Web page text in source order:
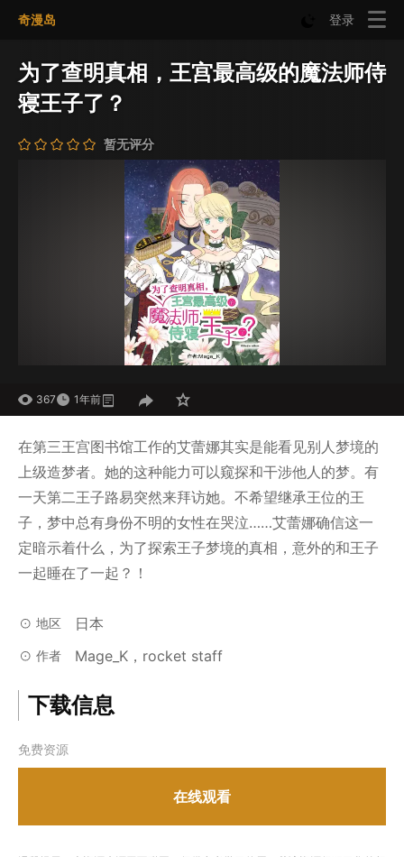
奇漫岛 登录
为了查明真相，王宫最高级的魔法师侍
寝王子了？
暂无评分
367 1年前
在第三王宫图书馆工作的艾蕾娜其实是能看见别人梦境的
上级造梦者。她的这种能力可以窥探和干涉他人的梦。有
一天第二王子路易突然来拜访她。不希望继承王位的王
子，梦中总有身份不明的女性在哭泣……艾蕾娜确信这一
定暗示着什么，为了探索王子梦境的真相，意外的和王子
一起睡在了一起？！
地区 日本
作者 Mage_K，rocket staff
下载信息
免费资源
在线观看